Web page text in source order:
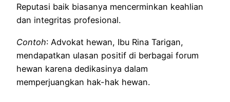
Reputasi baik biasanya mencerminkan keahlian
dan integritas profesional.
Contoh: Advokat hewan, Ibu Rina Tarigan,
mendapatkan ulasan positif di berbagai forum
hewan karena dedikasinya dalam
memperjuangkan hak-hak hewan.